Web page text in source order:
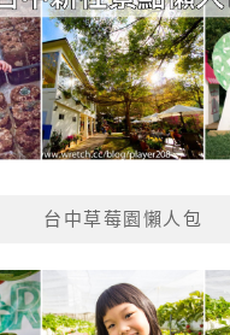
台中草莓園懶人包